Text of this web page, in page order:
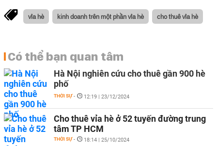
vỉa hè kinh doanh trên một phần vỉa hè cho thuê vỉa hè
Có thể bạn quan tâm
Hà Nội nghiên cứu cho thuê gần 900 hè
phố
THỜI SỰ - 12:19 | 23/12/2024
Cho thuê vỉa hè ở 52 tuyến đường trung
tâm TP HCM
THỜI SỰ - 18:14 | 25/10/2024